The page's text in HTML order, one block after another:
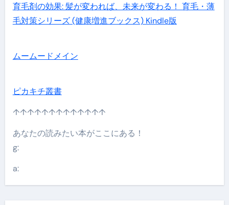
育毛剤の効果: 髪が変われば、未来が変わる！ 育毛・薄
毛対策シリーズ (健康増進ブックス) Kindle版
ムームードメイン
ピカキチ叢書
↑↑↑↑↑↑↑↑↑↑↑↑↑
あなたの読みたい本がここにある！
g:
a: